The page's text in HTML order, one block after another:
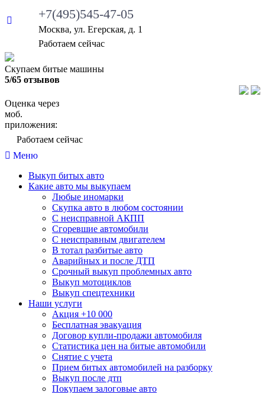
+7(495)545-47-05
Москва, ул. Егерская, д. 1
Работаем сейчас
Скупаем битые машины
5/65 отзывов
Оценка через
моб.
приложения:
Работаем сейчас
Меню
Выкуп битых авто
Какие авто мы выкупаем
Любые иномарки
Скупка авто в любом состоянии
С неисправной АКПП
Сгоревшие автомобили
С неисправным двигателем
В тотал разбитые авто
Аварийных и после ДТП
Срочный выкуп проблемных авто
Выкуп мотоциклов
Выкуп спецтехники
Наши услуги
Акция +10 000
Бесплатная эвакуация
Договор купли-продажи автомобиля
Статистика цен на битые автомобили
Снятие с учета
Прием битых автомобилей на разборку
Выкуп после дтп
Покупаем залоговые авто